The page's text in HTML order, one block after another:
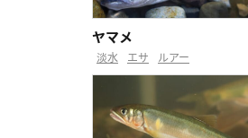
ヤマメ
淡水 エサ ルアー